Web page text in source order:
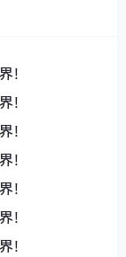
！
！
！
！
！
！
！